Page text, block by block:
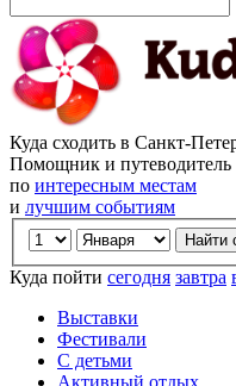
Куда сходить в Санкт-
Помощник и путеводитель
по интересным местам
и лучшим событиям
Куда пойти сегодня завтра
Выставки
Фестивали
С детьми
Активный отдых